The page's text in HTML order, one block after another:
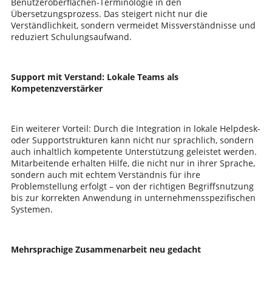
Übersetzungsprozess. Das steigert nicht nur die
Verständlichkeit, sondern vermeidet Missverständnisse und
reduziert Schulungsaufwand.
Support mit Verstand: Lokale Teams als
Kompetenzverstärker
Ein weiterer Vorteil: Durch die Integration in lokale Helpdesk-
oder Supportstrukturen kann nicht nur sprachlich, sondern
auch inhaltlich kompetente Unterstützung geleistet werden.
Mitarbeitende erhalten Hilfe, die nicht nur in ihrer Sprache,
sondern auch mit echtem Verständnis für ihre
Problemstellung erfolgt – von der richtigen Begriffsnutzung
bis zur korrekten Anwendung in unternehmensspezifischen
Systemen.
Mehrsprachige Zusammenarbeit neu gedacht